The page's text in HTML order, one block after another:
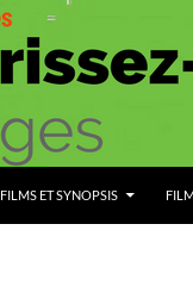
FILMS ET SYNOPSIS